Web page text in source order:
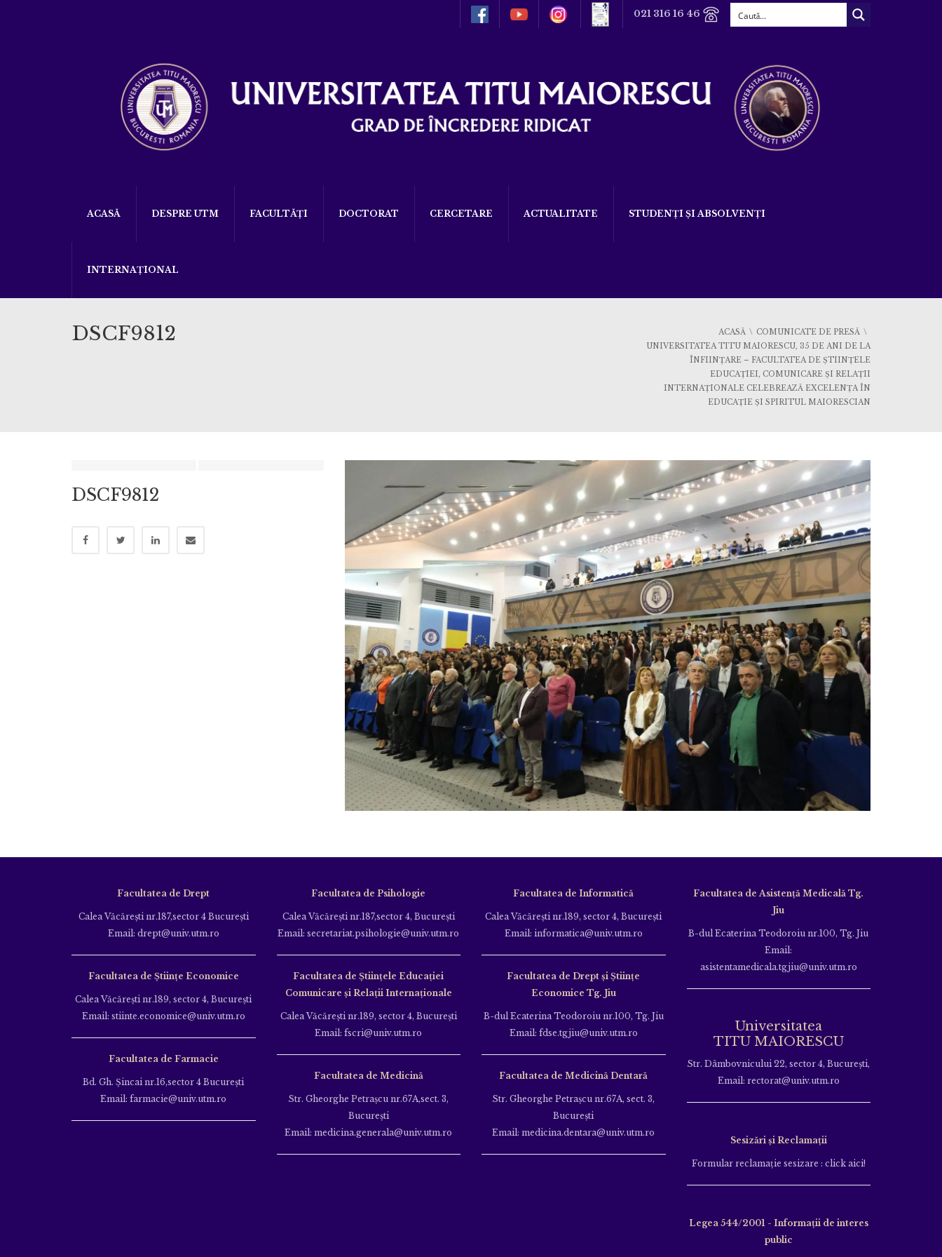
021 316 16 46
ACASĂ DESPRE UTM FACULTĂȚI DOCTORAT CERCETARE ACTUALITATE STUDENȚI ȘI ABSOLVENȚI
INTERNAȚIONAL
DSCF9812 ACASĂ
COMUNICATE DE PRESĂ
UNIVERSITATEA TITU MAIORESCU, 35 DE ANI DE LA
ÎNFIINȚARE – FACULTATEA DE ȘTIINȚELE
EDUCAȚIEI, COMUNICARE ȘI RELAȚII
INTERNAȚIONALE CELEBREAZĂ EXCELENȚA ÎN
EDUCAȚIE ȘI SPIRITUL MAIORESCIAN
DSCF9812
Facultatea de Drept
Calea Văcăreşti nr.187,sector 4 Bucureşti
Email: drept@univ.utm.ro
Facultatea de Științe Economice
Calea Văcăreşti nr.189, sector 4, Bucureşti
Email: stiinte.economice@univ.utm.ro
Facultatea de Farmacie
Bd. Gh. Şincai nr.16,sector 4 Bucureşti
Email: farmacie@univ.utm.ro
Facultatea de Psihologie
Calea Văcăreşti nr.187,sector 4, Bucureşti
Email: secretariat.psihologie@univ.utm.ro
Facultatea de Ştiinţele Educației
Comunicare și Relații Internaționale
Calea Văcăreşti nr.189, sector 4, Bucureşti
Email: fscri@univ.utm.ro
Facultatea de Medicină
Str. Gheorghe Petraşcu nr.67A,sect. 3,
Bucureşti
Email: medicina.generala@univ.utm.ro
Facultatea de Informatică
Calea Văcăreşti nr.189, sector 4, Bucureşti
Email: informatica@univ.utm.ro
Facultatea de Drept și Științe
Economice Tg. Jiu
B-dul Ecaterina Teodoroiu nr.100, Tg. Jiu
Email: fdse.tgjiu@univ.utm.ro
Facultatea de Medicină Dentară
Str. Gheorghe Petraşcu nr.67A, sect. 3,
Bucureşti
Email: medicina.dentara@univ.utm.ro
Facultatea de Asistență Medicală Tg.
Jiu
B-dul Ecaterina Teodoroiu nr.100, Tg. Jiu
Email:
asistentamedicala.tgjiu@univ.utm.ro
Universitatea
TITU MAIORESCU
Str. Dâmbovnicului 22, sector 4, București,
Email: rectorat@univ.utm.ro
Sesizări și Reclamații
Formular reclamație sesizare : click aici!
Legea 544/2001 - Informații de interes
public